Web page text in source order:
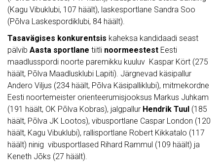
(Kagu Vibuklubi, 107 häält), laskesportlane Sandra Soo
(Põlva Laskespordiklubi, 84 häält).
Tasavägises konkurentsis kaheksa kandidaadi seast
pälvib Aasta sportlane tiitli noormeestest Eesti
maadlusspordi noorte paremikku kuuluv Kaspar Kört (275
häält, Põlva Maadlusklubi Lapiti). Järgnevad käsipallur
Andero Viljus (234 häält, Põlva Käsipalliklubi), mitmekordne
Eesti noortemeister orienteerumisjooksus Markus Juhkam
(191 häält, OK Põlva Kobras), jalgpallur Hendrik Tuul (185
häält, Põlva JK Lootos), vibusportlane Caspar London (120
häält, Kagu Vibuklubi), rallisportlane Robert Kikkatalo (117
häält) ninig vibusportlased Rihard Rammul (109 häält) ja
Keneth Jõks (27 häält).